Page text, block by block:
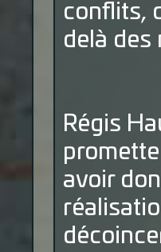
conflits,
delà des
Régis
avoir